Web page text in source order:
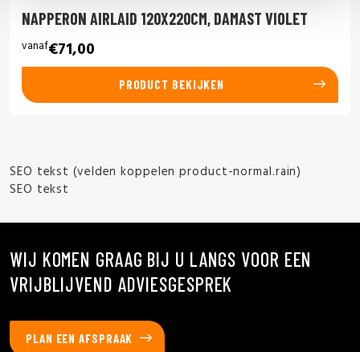
NAPPERON AIRLAID 120X220CM, DAMAST VIOLET
vanaf€71,00
PRODUCT BEKIJKEN
SEO tekst (velden koppelen product-normal.rain)
SEO tekst
WIJ KOMEN GRAAG BIJ U LANGS VOOR EEN
VRIJBLIJVEND ADVIESGESPREK
PLAN EEN AFSPRAAK